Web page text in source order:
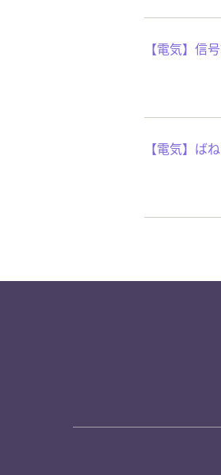
【電気】信
【電気】ば